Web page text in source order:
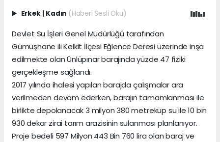
Erkek Kadın (Haberi Sesli Oku)
Devlet Su İşleri Genel Müdürlüğü tarafından
Gümüşhane ili Kelkit İlçesi Eğlence Deresi üzerinde inşa
edilmekte olan Ünlüpınar barajında yüzde 47 fiziki
gerçekleşme sağlandı.
2017 yılında ihalesi yapılan barajda çalışmalar ara
verilmeden devam ederken, barajın tamamlanması ile
birlikte depolanacak 3 milyon 380 metreküp su ile 10 bin
930 dekar zirai tarım arazisinin sulanması planlanıyor.
Proje bedeli 597 Milyon 443 Bin 760 lira olan baraj ve